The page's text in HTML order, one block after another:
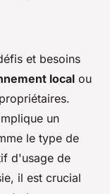
et besoins
local ou
un
le type de
d'usage de
il est crucial